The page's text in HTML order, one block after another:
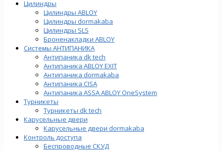
Цилиндры
Цилиндры ABLOY
Цилиндры dormakaba
Цилиндры SLS
Броненакладки ABLOY
Системы АНТИПАНИКА
Антипаника dk tech
Антипаника ABLOY EXIT
Антипаника dormakaba
Антипаника СISA
Антипаника ASSA ABLOY OneSystem
Турникеты
Турникеты dk tech
Карусельные двери
Карусельные двери dormakaba
Контроль доступа
Беспроводные СКУД